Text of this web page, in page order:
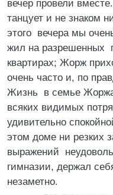
вечер провели
танцует и не знаком
этого вечера мы
жил на разрешенных
квартирах; Жорж
очень часто и, по
Жизнь в семье Жоржа
всяких видимых
удивительно
этом доме ни резких
выражений
гимназии, держал
незаметно.